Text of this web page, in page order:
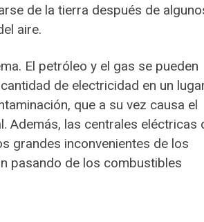
de la tierra después de
aire.
El petróleo y el gas se pueden
de electricidad en un
que a su vez causa el
Además, las centrales eléctricas
grandes inconvenientes de los
pasando de los combustibles